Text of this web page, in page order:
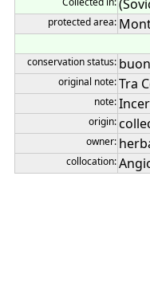
protected area:
conservation status:
original note:Tra
note:
origin:
owner:
collocation: